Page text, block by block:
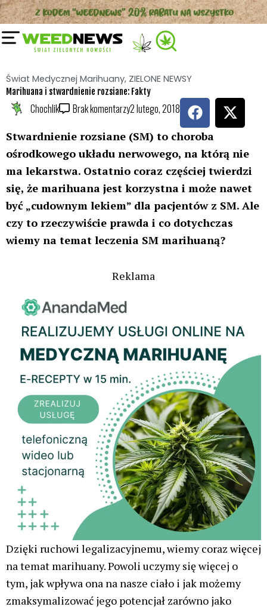
Przejdź
do
treści
Świat Medycznej Marihuany, ZIELONE NEWSY
Marihuana i stwardnienie rozsiane: Fakty
Chochlik Brak komentarzy2 lutego, 2018 F
a
c
e
b
o
o
k
X
-
t
w
i
t
t
e
r
Stwardnienie rozsiane (SM) to choroba
ośrodkowego układu nerwowego, na którą nie
ma lekarstwa. Ostatnio coraz częściej twierdzi
się, że marihuana jest korzystna i może nawet
być „cudownym lekiem” dla pacjentów z SM. Ale
czy to rzeczywiście prawda i co dotychczas
wiemy na temat leczenia SM marihuaną?
Reklama
Dzięki ruchowi legalizacyjnemu, wiemy coraz więcej
na temat marihuany. Powoli uczymy się więcej o
tym, jak wpływa ona na nasze ciało i jak możemy
zmaksymalizować jego potencjał zarówno jako